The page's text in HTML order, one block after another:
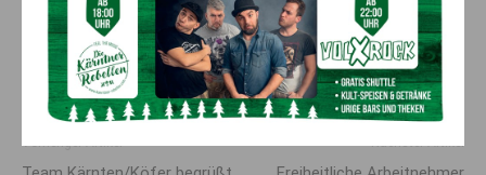
Sonntag, 15. Dezember 2024 – Vertical-Rennen
10 :00 Vertical Rennen (Einzelstart) – Frauen
11 :00 Vertical Rennen (Einzelstart) – Männer
13 :50 Siegerehrung (Sprint- und Vertical-Rennen)